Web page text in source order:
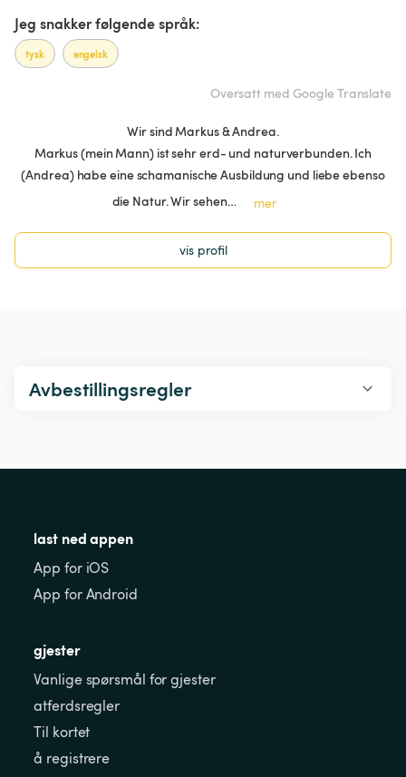
Jeg snakker følgende språk:
tysk engelsk
Oversatt med Google Translate
Wir sind Markus & Andrea.
Markus (mein Mann) ist sehr erd- und naturverbunden. Ich
(Andrea) habe eine schamanische Ausbildung und liebe ebenso
die Natur. Wir sehen…
mer
vis profil
Avbestillingsregler
last ned appen
App for iOS
App for Android
gjester
Vanlige spørsmål for gjester
atferdsregler
Til kortet
å registrere